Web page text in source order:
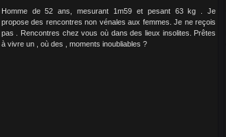
Homme de 52 ans, mesurant 1m59 et pesant 63 kg . Je
propose des rencontres non vénales aux femmes. Je ne reçois
pas . Rencontres chez vous où dans des lieux insolites. Prêtes
à vivre un , où des , moments inoubliables ?